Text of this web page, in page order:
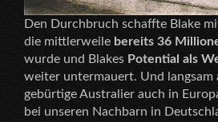
Den Durchbruch schaffte Blake
die mittlerweilebereits 36
wurde und BlakesPotential als
weiter untermauert. Und langsam
gebürtige Australier auch in
bei unseren Nachbarn in